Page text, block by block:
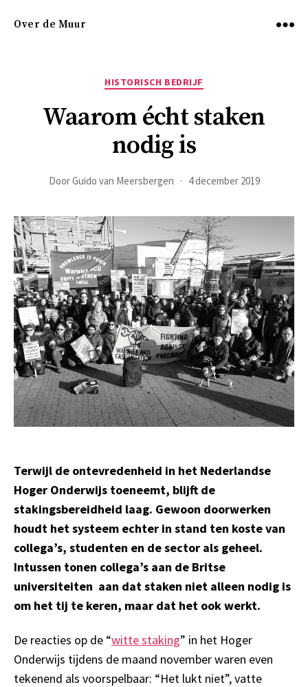
Over de Muur
Categorieën
HISTORISCH BEDRIJF
Waarom écht staken
nodig is
DoorGuido van Meersbergen 4 december 2019
Terwijl de ontevredenheid in het Nederlandse
Hoger Onderwijs toeneemt, blijft de
stakingsbereidheid laag. Gewoon doorwerken
houdt het systeem echter in stand ten koste van
collega’s, studenten en de sector als geheel.
Intussen tonen collega’s aan de Britse
universiteiten aan dat staken niet alleen nodig is
om het tij te keren, maar dat het ook werkt.
De reacties op de “witte staking” in het Hoger
Onderwijs tijdens de maand november waren even
tekenend als voorspelbaar: “Het lukt niet”, vatte